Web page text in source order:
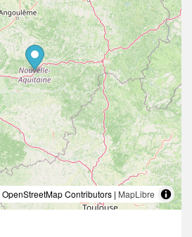
Contributors | MapLibre